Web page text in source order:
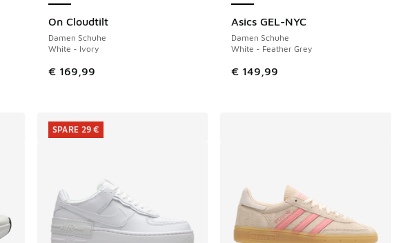
On Cloudtilt
Damen Schuhe
White - Ivory
€ 169,99
Asics GEL-NYC
Damen Schuhe
White - Feather Grey
€ 149,99
SPARE 29 €